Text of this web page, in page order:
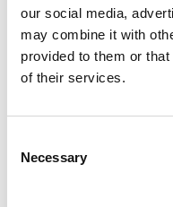
our social media,
may combine it with
provided to them or
of their services.
Selection
Necessary
Ha impiegato 270 ore
capolavori della storia
gruppo scultoreo che
Robotor, che,